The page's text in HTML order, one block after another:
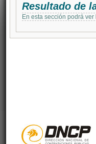
Resultado de
En esta sección podrá